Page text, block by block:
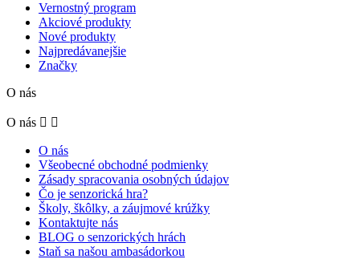
Vernostný program
Akciové produkty
Nové produkty
Najpredávanejšie
Značky
O nás
O nás  
O nás
Všeobecné obchodné podmienky
Zásady spracovania osobných údajov
Čo je senzorická hra?
Školy, škôlky, a záujmové krúžky
Kontaktujte nás
BLOG o senzorických hrách
Staň sa našou ambasádorkou